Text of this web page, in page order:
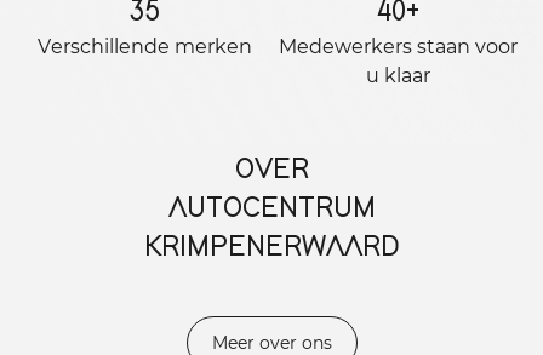
35
Verschillende merken
40+
Medewerkers staan ​​voor
u klaar
OVER
AUTOCENTRUM
KRIMPENERWAARD
Meer over ons